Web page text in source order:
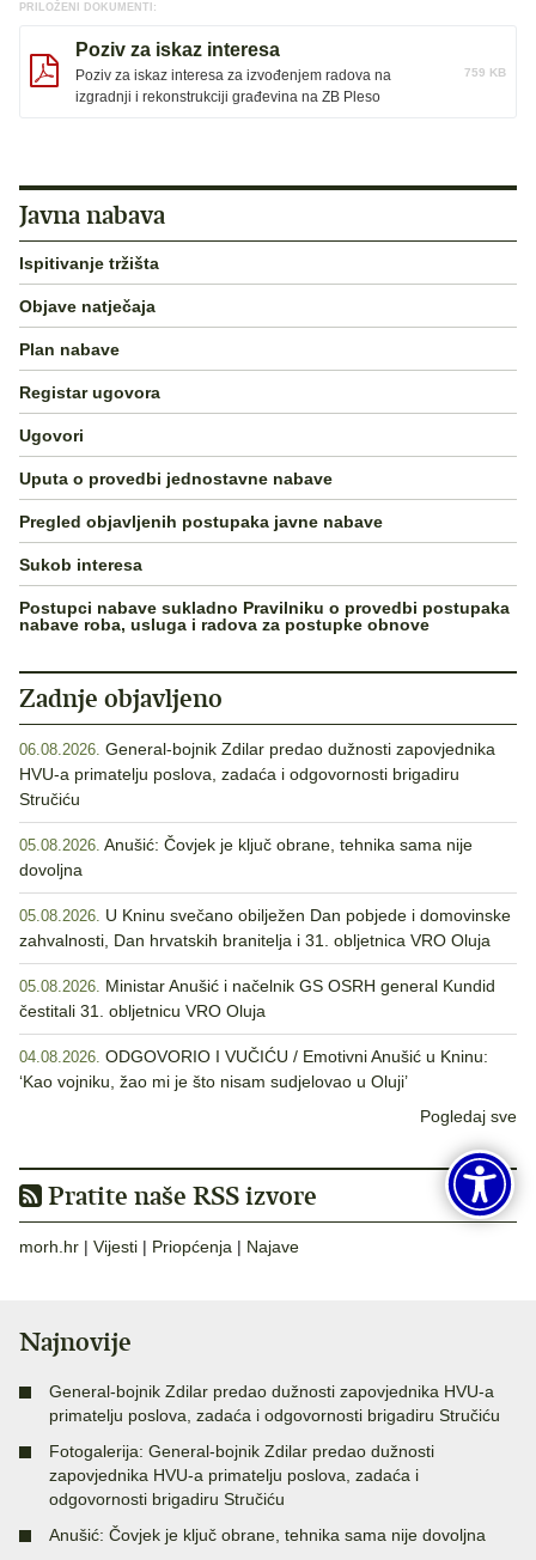
PRILOŽENI DOKUMENTI:
Poziv za iskaz interesa
Poziv za iskaz interesa za izvođenjem radova na
izgradnji i rekonstrukciji građevina na ZB Pleso
759 KB
Javna nabava
Ispitivanje tržišta
Objave natječaja
Plan nabave
Registar ugovora
Ugovori
Uputa o provedbi jednostavne nabave
Pregled objavljenih postupaka javne nabave
Sukob interesa
Postupci nabave sukladno Pravilniku o provedbi postupaka
nabave roba, usluga i radova za postupke obnove
Zadnje objavljeno
06.08.2026. General-bojnik Zdilar predao dužnosti zapovjednika
HVU-a primatelju poslova, zadaća i odgovornosti brigadiru
Stručiću
05.08.2026. Anušić: Čovjek je ključ obrane, tehnika sama nije
dovoljna
05.08.2026. U Kninu svečano obilježen Dan pobjede i domovinske
zahvalnosti, Dan hrvatskih branitelja i 31. obljetnica VRO Oluja
05.08.2026. Ministar Anušić i načelnik GS OSRH general Kundid
čestitali 31. obljetnicu VRO Oluja
04.08.2026. ODGOVORIO I VUČIĆU / Emotivni Anušić u Kninu:
‘Kao vojniku, žao mi je što nisam sudjelovao u Oluji’
Pogledaj sve
Pratite naše RSS izvore
morh.hr | Vijesti | Priopćenja | Najave
Najnovije
General-bojnik Zdilar predao dužnosti zapovjednika HVU-a
primatelju poslova, zadaća i odgovornosti brigadiru Stručiću
Fotogalerija: General-bojnik Zdilar predao dužnosti
zapovjednika HVU-a primatelju poslova, zadaća i
odgovornosti brigadiru Stručiću
Anušić: Čovjek je ključ obrane, tehnika sama nije dovoljna